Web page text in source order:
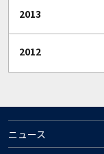
2013
2012
ニュース